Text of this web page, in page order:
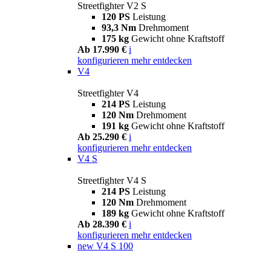
Streetfighter V2 S
120 PS Leistung
93,3 Nm Drehmoment
175 kg Gewicht ohne Kraftstoff
Ab 17.990 € i
konfigurieren mehr entdecken
V4
Streetfighter V4
214 PS Leistung
120 Nm Drehmoment
191 kg Gewicht ohne Kraftstoff
Ab 25.290 € i
konfigurieren mehr entdecken
V4 S
Streetfighter V4 S
214 PS Leistung
120 Nm Drehmoment
189 kg Gewicht ohne Kraftstoff
Ab 28.390 € i
konfigurieren mehr entdecken
new V4 S 100